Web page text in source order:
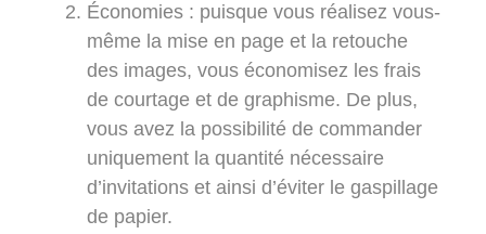
Économies : puisque vous réalisez vous-
même la mise en page et la retouche
des images, vous économisez les frais
de courtage et de graphisme. De plus,
vous avez la possibilité de commander
uniquement la quantité nécessaire
d’invitations et ainsi d’éviter le gaspillage
de papier.